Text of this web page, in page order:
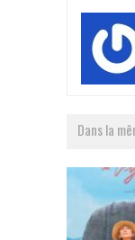
Dans la